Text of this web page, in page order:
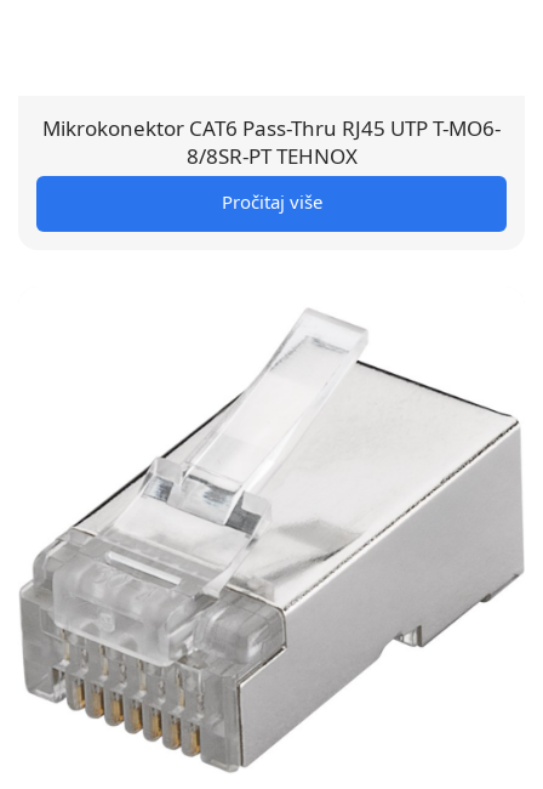
Mikrokonektor CAT6 Pass-Thru RJ45 UTP T-MO6-
8/8SR-PT TEHNOX
Pročitaj više